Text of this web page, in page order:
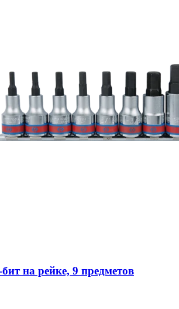
на рейке, 9 предметов